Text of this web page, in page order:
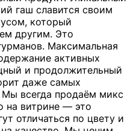
гаш славится своим
который
другим. Это
Максимальная
активных
и продолжительный
даже самых
всегда продаём микс
на витрине — это
отличаться по цвету и